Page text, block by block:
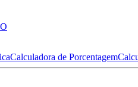
Calculadora de Porcentagem